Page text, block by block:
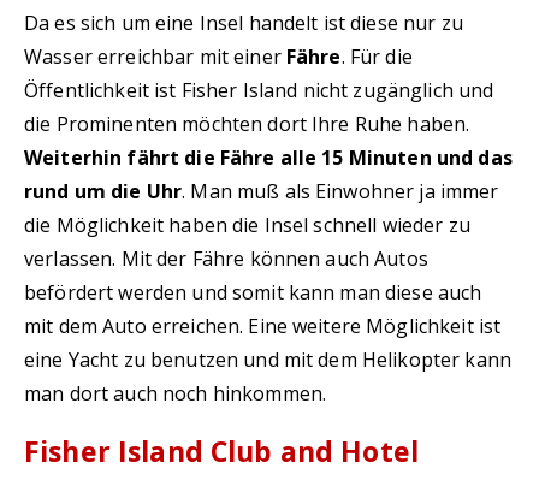
Da es sich um eine Insel handelt ist diese nur zu
Wasser erreichbar mit einer Fähre. Für die
Öffentlichkeit ist Fisher Island nicht zugänglich und
die Prominenten möchten dort Ihre Ruhe haben.
Weiterhin fährt die Fähre alle 15 Minuten und das
rund um die Uhr. Man muß als Einwohner ja immer
die Möglichkeit haben die Insel schnell wieder zu
verlassen. Mit der Fähre können auch Autos
befördert werden und somit kann man diese auch
mit dem Auto erreichen. Eine weitere Möglichkeit ist
eine Yacht zu benutzen und mit dem Helikopter kann
man dort auch noch hinkommen.
Fisher Island Club and Hotel